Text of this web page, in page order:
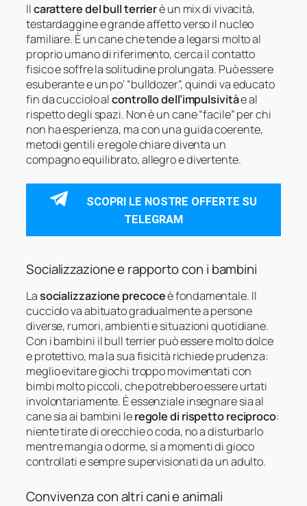
Ilcarattere del bull terrierè un mix di vivacità,
testardaggine e grande affetto verso il nucleo
familiare. È un cane che tende a legarsi molto al
proprio umano di riferimento, cerca il contatto
fisico e soffre la solitudine prolungata. Può essere
esuberante e un po’ “bulldozer”, quindi va educato
fin da cucciolo alcontrollo dell’impulsivitàe al
rispetto degli spazi. Non è un cane “facile” per chi
non ha esperienza, ma con una guida coerente,
metodi gentili e regole chiare diventa un
compagno equilibrato, allegro e divertente.
SCOPRI LE NOSTRE OFFERTE SU
TELEGRAM
Socializzazione e rapporto con i bambini
Lasocializzazione precoceè fondamentale. Il
cucciolo va abituato gradualmente a persone
diverse, rumori, ambienti e situazioni quotidiane.
Con i bambini il bull terrier può essere molto dolce
e protettivo, ma la sua fisicità richiede prudenza:
meglio evitare giochi troppo movimentati con
bimbi molto piccoli, che potrebbero essere urtati
involontariamente. È essenziale insegnare sia al
cane sia ai bambini leregole di rispetto reciproco:
niente tirate di orecchie o coda, no a disturbarlo
mentre mangia o dorme, sì a momenti di gioco
controllati e sempre supervisionati da un adulto.
Convivenza con altri cani e animali